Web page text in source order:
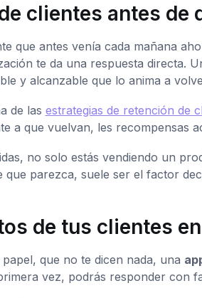
clientes antes de
que antes venía cada mañana
te da una respuesta directa.
y alcanzable que lo anima a
de las estrategias de retención de
a que vuelvan, les recompensas
no solo estás vendiendo un
que parezca, suele ser el factor
de tus clientes
que no te dicen nada, una
vez, podrás responder con